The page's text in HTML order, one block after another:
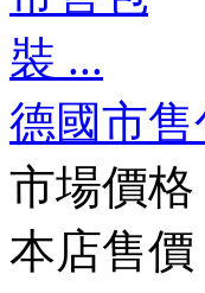
德國市售
市場價格
本店售價